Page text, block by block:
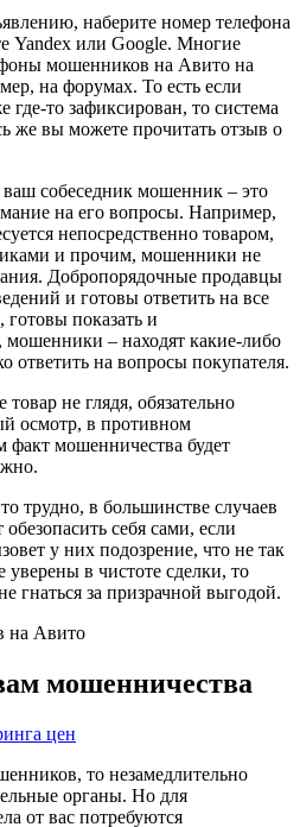
наберите номер телефона
Yandex или Google. Многие
мошенников на Авито на
на форумах. То есть если
то зафиксирован, то система
же вы можете прочитать отзыв о
ваш собеседник мошенник – это
на его вопросы. Например,
непосредственно товаром,
и прочим, мошенники не
Добропорядочные продавцы
и готовы ответить на все
готовы показать и
мошенники – находят какие-либо
ответить на вопросы покупателя.
не глядя, обязательно
осмотр, в противном
факт мошенничества будет
трудно, в большинстве случаев
себя сами, если
у них подозрение, что не так
уверены в чистоте сделки, то
гнаться за призрачной выгодой.
мошенничества
то незамедлительно
органы. Но для
от вас потребуются